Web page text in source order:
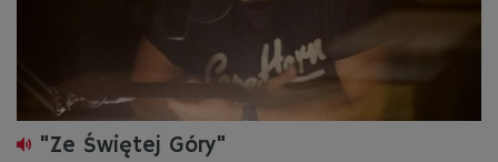
"Ze Świętej Góry"